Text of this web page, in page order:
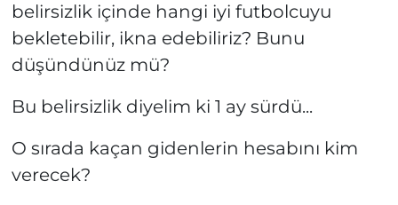
belirsizlik içinde hangi iyi futbolcuyu
bekletebilir, ikna edebiliriz? Bunu
düşündünüz mü?
Bu belirsizlik diyelim ki 1 ay sürdü...
O sırada kaçan gidenlerin hesabını kim
verecek?